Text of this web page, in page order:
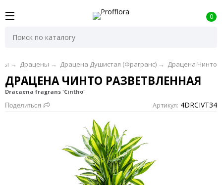
0
→ Драцены → Драцена Душистая (Фрагранс) → Драцена Чинто
ДРАЦЕНА ЧИНТО РАЗВЕТВЛЕННАЯ
Dracaena fragrans 'Cintho'
Поделиться
Артикул: 4DRCIVT34